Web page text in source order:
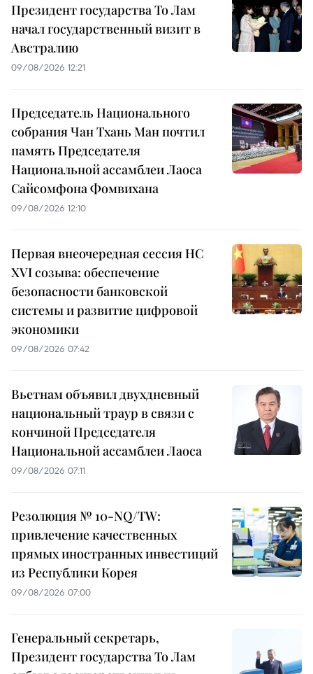
Президент государства То Лам
начал государственный визит в
Австралию
09/08/2026 12:21
Председатель Национального
собрания Чан Тхань Ман почтил
память Председателя
Национальной ассамблеи Лаоса
Сайсомфона Фомвихана
09/08/2026 12:10
Первая внеочередная сессия НС
XVI созыва: обеспечение
безопасности банковской
системы и развитие цифровой
экономики
09/08/2026 07:42
Вьетнам объявил двухдневный
национальный траур в связи с
кончиной Председателя
Национальной ассамблеи Лаоса
09/08/2026 07:11
Резолюция № 10-NQ/TW:
привлечение качественных
прямых иностранных инвестиций
из Республики Корея
09/08/2026 07:00
Генеральный секретарь,
Президент государства То Лам